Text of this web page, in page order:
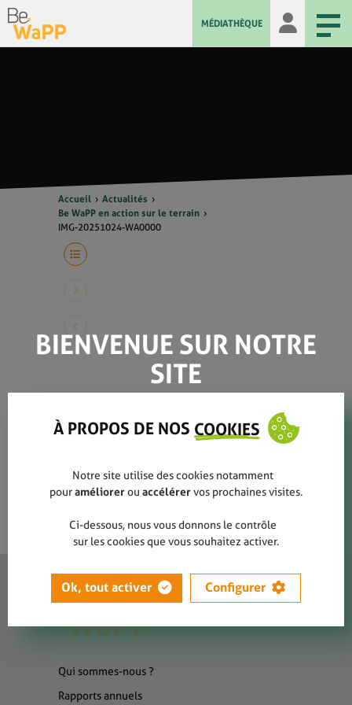
MÉDIATHÈQUE
Accueil
Actualités
Be WaPP en action sur le terrain
IMG-20251024-WA0000
IMG-20251024-WA0000
Qui sommes-nous ?
Rapports annuels
BIENVENUE SUR NOTRE
SITE
À PROPOS DE NOS COOKIES
Notre site utilise des cookies notamment
pouraméliorerou accélérervos prochaines visites.
Ci-dessous, nous vous donnons le contrôle
sur les cookies que vous souhaitez activer.
Ok, tout activer Configurer